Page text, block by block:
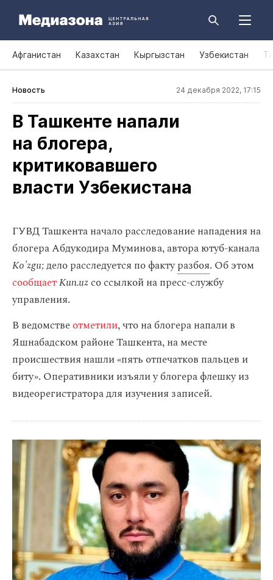
Афганистан Казахстан Кыргызстан Узбекистан
Новость 24 декабря 2022, 17:15
В Ташкенте напали
на блогера,
критиковавшего
власти Узбекистана
ГУВД Ташкента начало расследование нападения на
блогера Абдукодира Муминова, автора ютуб-канала
Ko'zgu;дело расследуется по фактуразбоя. Об этом
сообщаетKun.uzсо ссылкой на пресс-службу
управления.
В ведомствеотметили, что на блогера напали в
Яшнабадском районе Ташкента, на месте
происшествия нашли «пять отпечатков пальцев и
биту». Оперативники изъяли у блогера флешку из
видеорегистратора для изучения записей.